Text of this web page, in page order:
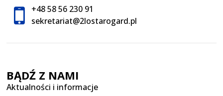
+48 58 56 230 91
sekretariat@2lostarogard.pl
BĄDŹ Z NAMI
Aktualności i informacje